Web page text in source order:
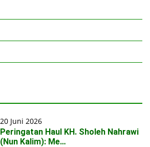
20 Juni 2026
Peringatan Haul KH. Sholeh Nahrawi
(Nun Kalim): Me…